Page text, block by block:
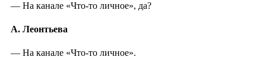
— На канале «Что-то личное», да?
А. Леонтьева
— На канале «Что-то личное».